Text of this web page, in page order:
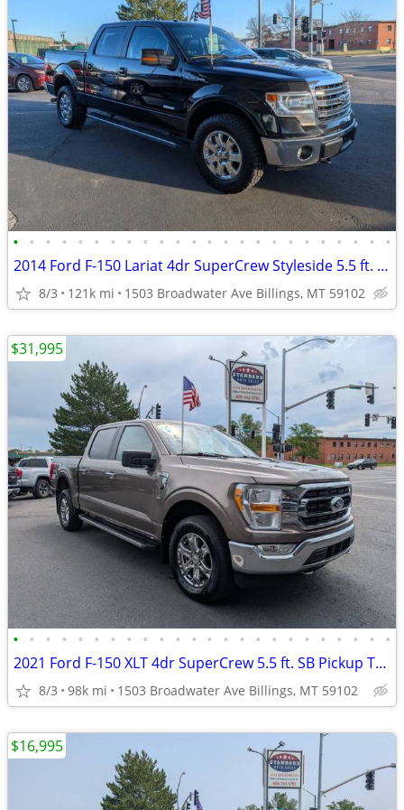
• • • • • • • • • • • • • • • • • • • • • • • •
2014 Ford F-150 Lariat 4dr SuperCrew Styleside 5.5 ft. SB Pickup Truc
8/3 121k mi 1503 Broadwater Ave Billings, MT 59102
• • • • • • • • • • • • • • • • • • • • • • • •
2021 Ford F-150 XLT 4dr SuperCrew 5.5 ft. SB Pickup Truck 4x4 4WD F15
8/3 98k mi 1503 Broadwater Ave Billings, MT 59102
$31,995
$16,995